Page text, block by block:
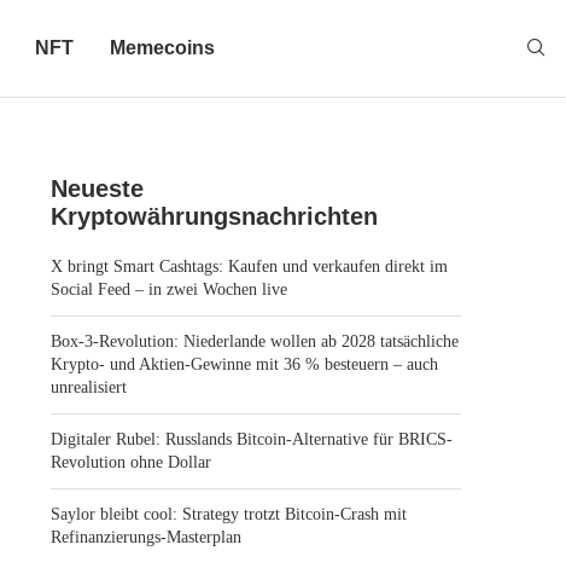
NFT Memecoins
Neueste
Kryptowährungsnachrichten
X bringt Smart Cashtags: Kaufen und verkaufen direkt im
Social Feed – in zwei Wochen live
Box-3-Revolution: Niederlande wollen ab 2028 tatsächliche
Krypto- und Aktien-Gewinne mit 36 % besteuern – auch
unrealisiert
Digitaler Rubel: Russlands Bitcoin-Alternative für BRICS-
Revolution ohne Dollar
Saylor bleibt cool: Strategy trotzt Bitcoin-Crash mit
Refinanzierungs-Masterplan